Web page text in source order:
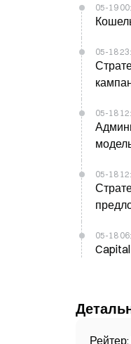
05-19
05-18
05-18
05-18
05-18